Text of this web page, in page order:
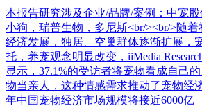
本报告研究涉及企业/品牌/案例：中宠
小狗，瑞普生物，多尼斯<br/><br/>随
经济发展，独居、空巢群体逐渐扩展，
托，养宠观念明显改变，iiMedia
显示，37.1%的受访者将宠物看成自己
物当亲人，这种情感需求推动了宠物经
年中国宠物经济市场规模将接近6000亿